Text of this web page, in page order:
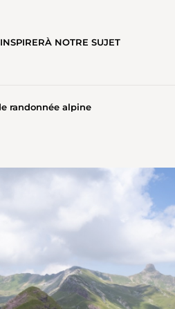
INSPIRERÀ NOTRE SUJET
randonnée alpine